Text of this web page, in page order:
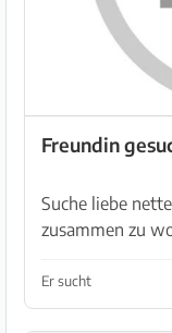
Freundin
Suche liebe
zusammen zu
wenig Haare.
gerne...
Er sucht